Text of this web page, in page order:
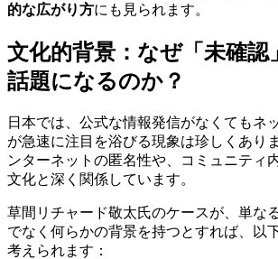
的な広がり方にも見られます。
文化的背景：なぜ「未確認
話題になるのか？
日本では、公式な情報発信がなくてもネ
が急速に注目を浴びる現象は珍しくあり
ンターネットの匿名性や、コミュニティ
文化と深く関係しています。
草間リチャード敬太氏のケースが、単な
でなく何らかの背景を持つとすれば、以
考えられます：